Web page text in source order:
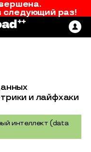
следующий раз!
и лайфхаки
интеллект (data